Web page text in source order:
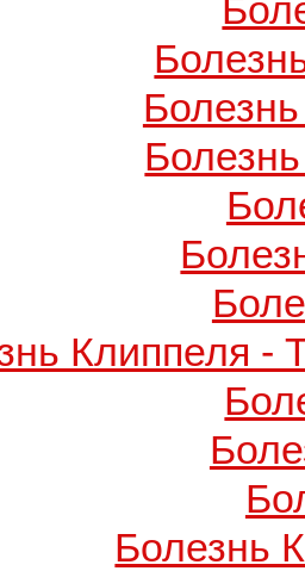
Клиппеля -
Болезнь